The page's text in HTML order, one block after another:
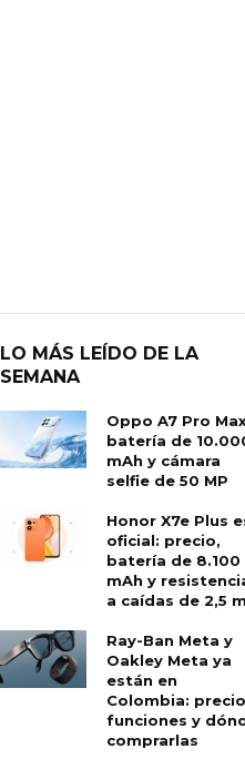
LO MÁS LEÍDO DE LA
SEMANA
Oppo A7 Pro
batería de
mAh y cámara
selfie de 50 MP
Honor X7e Plus
oficial: precio,
batería de 8.100
mAh y
a caídas de 2,5 m
Ray-Ban Meta y
Oakley Meta ya
están en
Colombia:
funciones y
comprarlas